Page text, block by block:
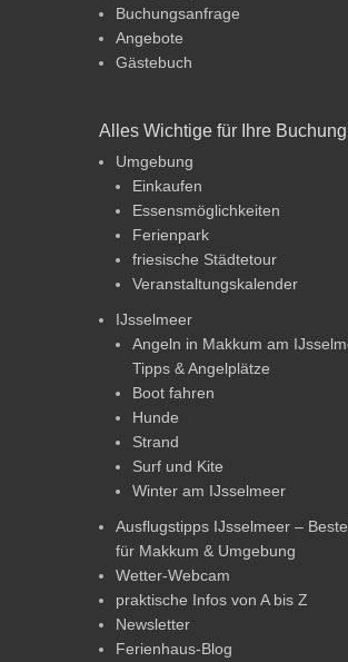
Buchungsanfrage
Angebote
Gästebuch
Alles Wichtige für Ihre
Umgebung
Einkaufen
Essensmöglichkeiten
Ferienpark
friesische Städtetour
Veranstaltungskalender
IJsselmeer
Angeln in Makkum am
Tipps & Angelplätze
Boot fahren
Hunde
Strand
Surf und Kite
Winter am IJsselmeer
Ausflugstipps IJsselmeer –
für Makkum & Umgebung
Wetter-Webcam
praktische Infos von A bis Z
Newsletter
Ferienhaus-Blog